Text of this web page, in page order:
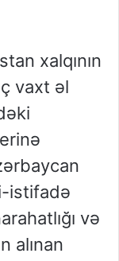
xalqının
vaxt əl
istifadə
və
alınan